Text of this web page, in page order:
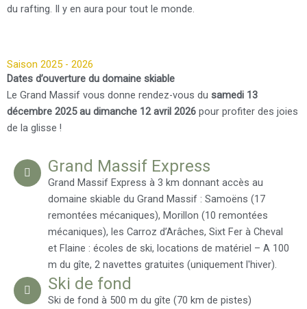
du rafting. Il y en aura pour tout le monde.
Saison 2025 - 2026
Dates d’ouverture du domaine skiable
Le Grand Massif vous donne rendez-vous du samedi 13
décembre 2025 au dimanche 12 avril 2026 pour profiter des joies
de la glisse !
Grand Massif Express
Grand Massif Express à 3 km donnant accès au
domaine skiable du Grand Massif : Samoëns (17
remontées mécaniques), Morillon (10 remontées
mécaniques), les Carroz d’Arâches, Sixt Fer à Cheval
et Flaine : écoles de ski, locations de matériel – A 100
m du gîte, 2 navettes gratuites (uniquement l'hiver).
Ski de fond
Ski de fond à 500 m du gîte (70 km de pistes)